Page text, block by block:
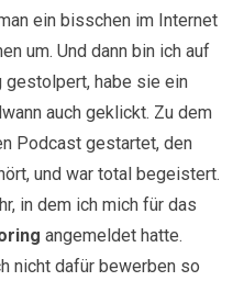
ein bisschen im Internet
um. Und dann bin ich auf
gestolpert, habe sie ein
auch geklickt. Zu dem
Podcast gestartet, den
und war total begeistert.
in dem ich mich für das
angemeldet hatte.
nicht dafür bewerben so